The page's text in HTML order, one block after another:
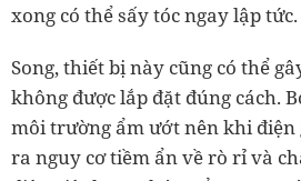
xong có thể sấy tóc ngay lập tức.
Song, thiết bị này cũng có thể
không được lắp đặt đúng cách.
môi trường ẩm ướt nên khi điện
ra nguy cơ tiềm ẩn về rò rỉ và